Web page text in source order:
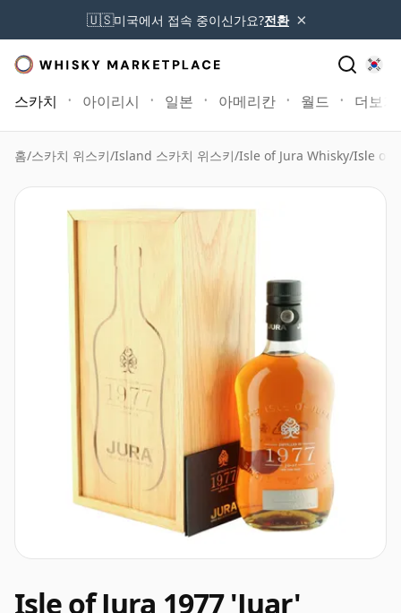
🇺🇸미국에서 접속 중이신가요?전환 ×
스카치 아이리시 일본 아메리칸 월드 더보기
홈/스카치 위스키/Island 스카치 위스키/Isle of Jura Whisky/Isle of
Isle of Jura 1977 'Juar'